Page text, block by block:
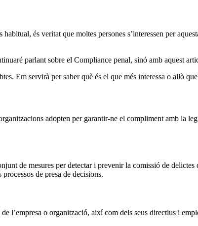
és veritat que moltes persones s’interessen per
parlant sobre el Compliance penal, sinó amb aquest
Em servirà per saber què és el que més interessa o allò
adopten per garantir-ne el compliment amb la
de mesures per detectar i prevenir la comissió de
de presa de decisions.
l’empresa o organització, així com dels seus directius i